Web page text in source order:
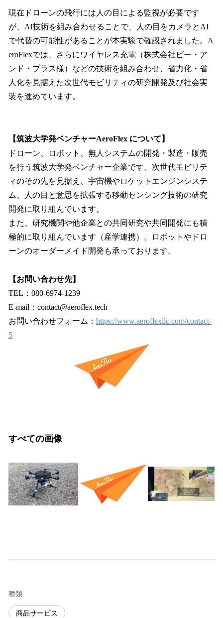
現在ドローンの飛行には人の目による監視が必要です
が、AI技術を組み合わせることで、人の目をカメラとAI
で代替の可能性があることが本実験で確認されました。A
eroFlexでは、さらにワイヤレス充電（株式会社ビー・ア
ンド・プラス様）などの技術を組み合わせ、省力化・省
人化を見据えた次世代モビリティの研究開発及び社会実
装を進めています。
【筑波大学発ベンチャーAeroFlex について】
ドローン、ロボット、無人システムの開発・製造・販売
を行う筑波大学発ベンチャー企業です。次世代モビリテ
ィのその先を見据え、宇宙機やロケットエンジンシステ
ム、人の目と意思を拡張する移動センシング技術の研究
開発に取り組んでいます。
また、研究機関や他企業との共同研究や共同開発にも積
極的に取り組んでいます（産学連携）。ロボットやドロ
ーンのオーダーメイド開発も承っております。
【お問い合わせ先】
TEL：080-6974-1239
E-mail：contact@aeroflex.tech
お問い合わせフォーム： https://www.aeroflexllc.com/contact-
5
すべての画像
種類
商品サービス